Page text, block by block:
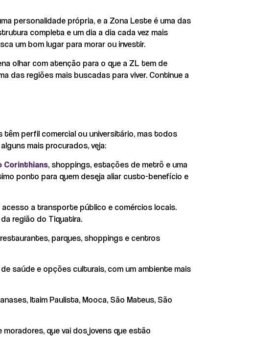
personalidade própria, e a Zona Leste é uma das
completa e um dia a dia cada vez mais
um bom lugar para morar ou investir.
olhar com atenção para o que a ZL tem de
das regiões mais buscadas para viver. Continue a
têm perfil comercial ou universitário, mas todos
mais procurados, veja:
Corinthians, shoppings, estações de metrô e uma
ponto para quem deseja aliar custo-benefício e
a transporte público e comércios locais.
região do Tiquatira.
parques, shoppings e centros
saúde e opções culturais, com um ambiente mais
Itaim Paulista, Mooca, São Mateus, São
que vai dos jovens que estão